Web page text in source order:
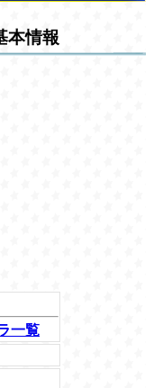
本情報
一覧